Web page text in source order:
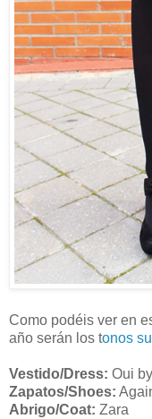
Como podéis ver en
año serán los tonos
Vestido/Dress: Oui
Zapatos/Shoes:
Abrigo/Coat: Zara